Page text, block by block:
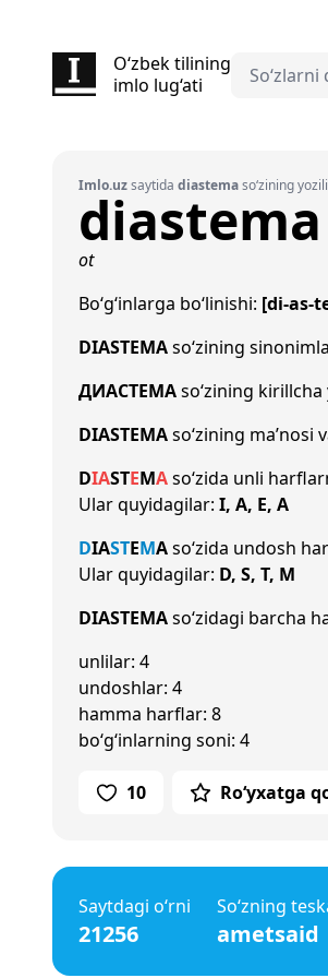
O‘zbek tilining
imlo lug‘ati
Imlo.uzsaytida diastemaso‘zining
diastema
ot
Bo‘g‘inlarga bo‘linishi: [di-as-
DIASTEMAso‘zining
ДИАСТЕМАso‘zining
DIASTEMAso‘zining ma’nosi
DIASTEMAso‘zida unli
Ular quyidagilar: I, A, E, A
DIASTEMAso‘zida undosh
Ular quyidagilar: D, S, T, M
DIASTEMAso‘zidagi barcha
unlilar: 4
undoshlar: 4
hamma harflar: 8
bo‘g‘inlarning soni: 4
10 Ro‘yxatga
Saytdagi o‘rni
21256
So‘zning
ametsaid